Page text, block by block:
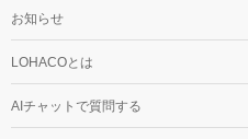
お知らせ
LOHACOとは
AIチャットで質問する